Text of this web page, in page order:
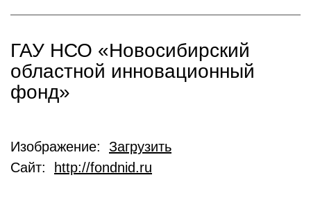
ГАУ НСО «Новосибирский
областной инновационный
фонд»
Изображение: Загрузить
Сайт:
http://fondnid.ru